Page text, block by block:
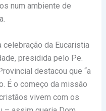
num ambiente de
da Eucaristia
presidida pelo Pe.
destacou que “a
É o começo da missão
vivem com os